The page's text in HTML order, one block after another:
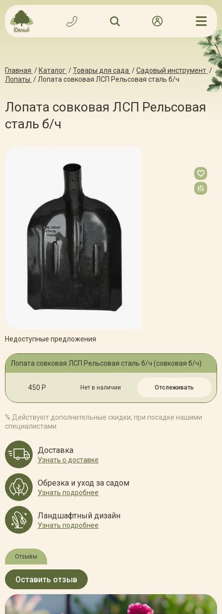
Главная / Каталог /Товары для сада /Садовый инструмент /
Лопаты / Лопата совковая ЛСП Рельсовая сталь б/ч
Лопата совковая ЛСП Рельсовая
сталь б/ч
Недоступные предложения
Лопата совковая ЛСП Рельсовая сталь б/ч (совковая б/ч)
450 Р Нет в наличии Отслеживать
% Действуют дополнительные скидки, при посадке нашими
специалистами
Доставка
Узнать о доставке
Обрезка и уход за садом
Узнать подробнее
Ландшафтный дизайн
Узнать подробнее
Отзывы
Оставить отзыв